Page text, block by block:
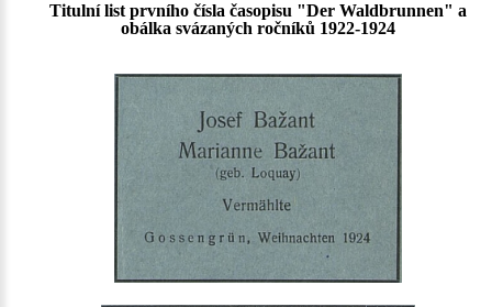
Titulní list prvního čísla časopisu "Der Waldbrunnen" a
obálka svázaných ročníků 1922-1924